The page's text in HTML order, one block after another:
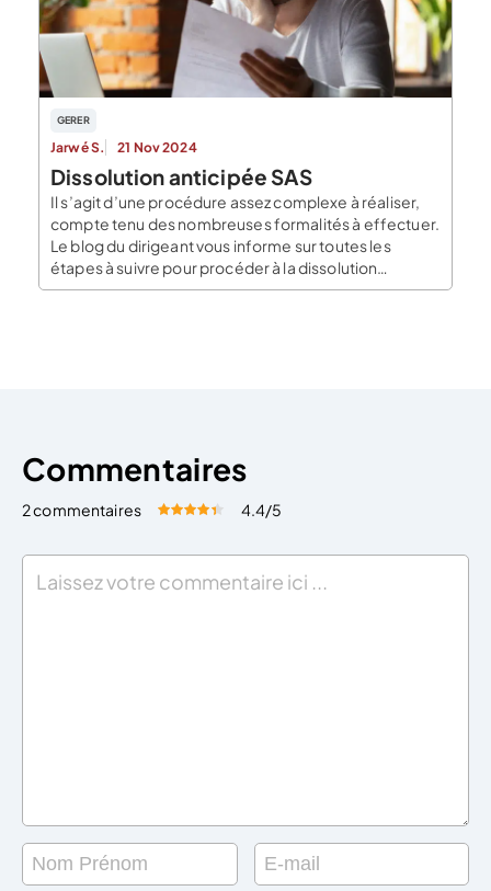
GERER
Jarwé S. 21 Nov 2024
Dissolution anticipée SAS
Il s’agit d’une procédure assez complexe à réaliser,
compte tenu des nombreuses formalités à effectuer.
Le blog du dirigeant vous informe sur toutes les
étapes à suivre pour procéder à la dissolution
anticipée d’une SCI. Rappel : pour fermer
Commentaires
2 commentaires Évaluez cet article:
4.4/5